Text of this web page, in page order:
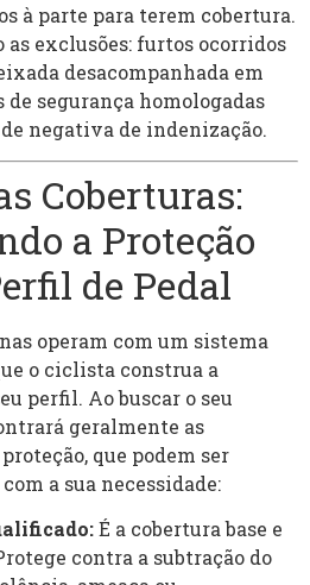
à parte para terem cobertura.
exclusões: furtos ocorridos
desacompanhada em
segurança homologadas
negativa de indenização.
Coberturas:
a Proteção
de Pedal
operam com um sistema
o ciclista construa a
perfil. Ao buscar o seu
geralmente as
que podem ser
a sua necessidade:
É a cobertura base e
contra a subtração do